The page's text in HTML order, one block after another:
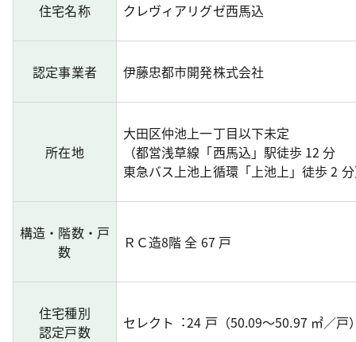
住宅名称 クレヴィアリグゼ西馬込
認定事業者 伊藤忠都市開発株式会社
所在地
大田区仲池上一丁目以下未定
（都営浅草線「西馬込」駅徒歩 12 分
東急バス上池上循環「上池上」徒歩 2
構造・階数・戸
数
ＲＣ造8階 全 67 戸
住宅種別
認定戸数
セレクト︓24 戸（50.09～50.97 ㎡／戸